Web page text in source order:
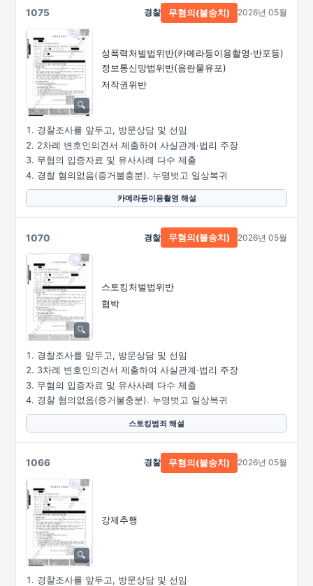
1075
성폭력처벌법위반(카메라등이용촬영·반포등)
정보통신망법위반(음란물유포)
저작권위반
경찰 무혐의(불송치) 2026년 05월
경찰조사를 앞두고, 방문상담 및 선임
2차례 변호인의견서 제출하여 사실관계·법리 주장
무혐의 입증자료 및 유사사례 다수 제출
경찰 혐의없음(증거불충분). 누명벗고 일상복귀
카메라등이용촬영 해설
1070
스토킹처벌법위반
협박
경찰 무혐의(불송치) 2026년 05월
경찰조사를 앞두고, 방문상담 및 선임
3차례 변호인의견서 제출하여 사실관계·법리 주장
무혐의 입증자료 및 유사사례 다수 제출
경찰 혐의없음(증거불충분). 누명벗고 일상복귀
스토킹범죄 해설
1066
강제추행
경찰 무혐의(불송치) 2026년 05월
경찰조사를 앞두고, 방문상담 및 선임